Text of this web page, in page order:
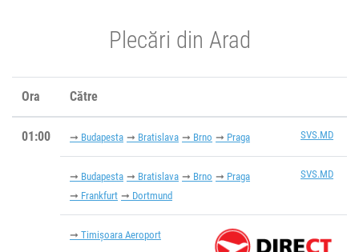
Plecări din Arad
Ora Către
01:00 SVS.MD
Budapesta Bratislava Brno Praga
SVS.MD
Budapesta Bratislava Brno
Praga
Frankfurt
Dortmund
Timișoara Aeroport